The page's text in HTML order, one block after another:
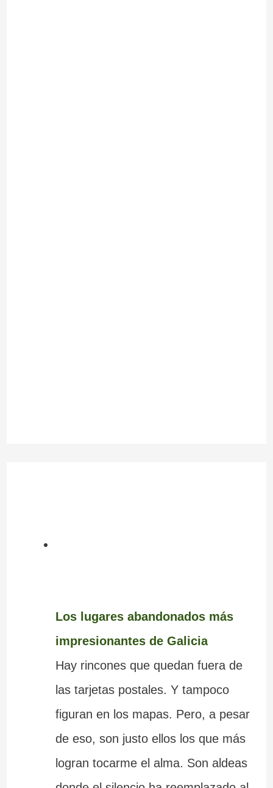
Los lugares abandonados más
impresionantes de Galicia
Hay rincones que quedan fuera de
las tarjetas postales. Y tampoco
figuran en los mapas. Pero, a pesar
de eso, son justo ellos los que más
logran tocarme el alma. Son aldeas